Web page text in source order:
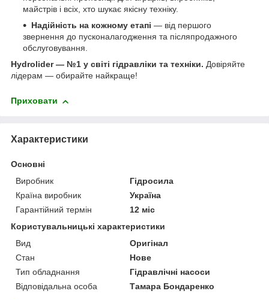
майстрів і всіх, хто шукає якісну техніку.
Надійність на кожному етапі — від першого
звернення до пусконалагодження та післяпродажного
обслуговування.
Hydrolider — №1 у світі гідравліки та техніки. Довіряйте
лідерам — обирайте найкраще!
Приховати
Характеристики
Основні
Виробник
Гідросила
Країна виробник
Україна
Гарантійний термін
12 міс
Користувальницькі характеристики
Вид
Оригінал
Стан
Нове
Тип обладнання
Гідравлічні насоси
Відповідальна особа
Тамара Бондаренко